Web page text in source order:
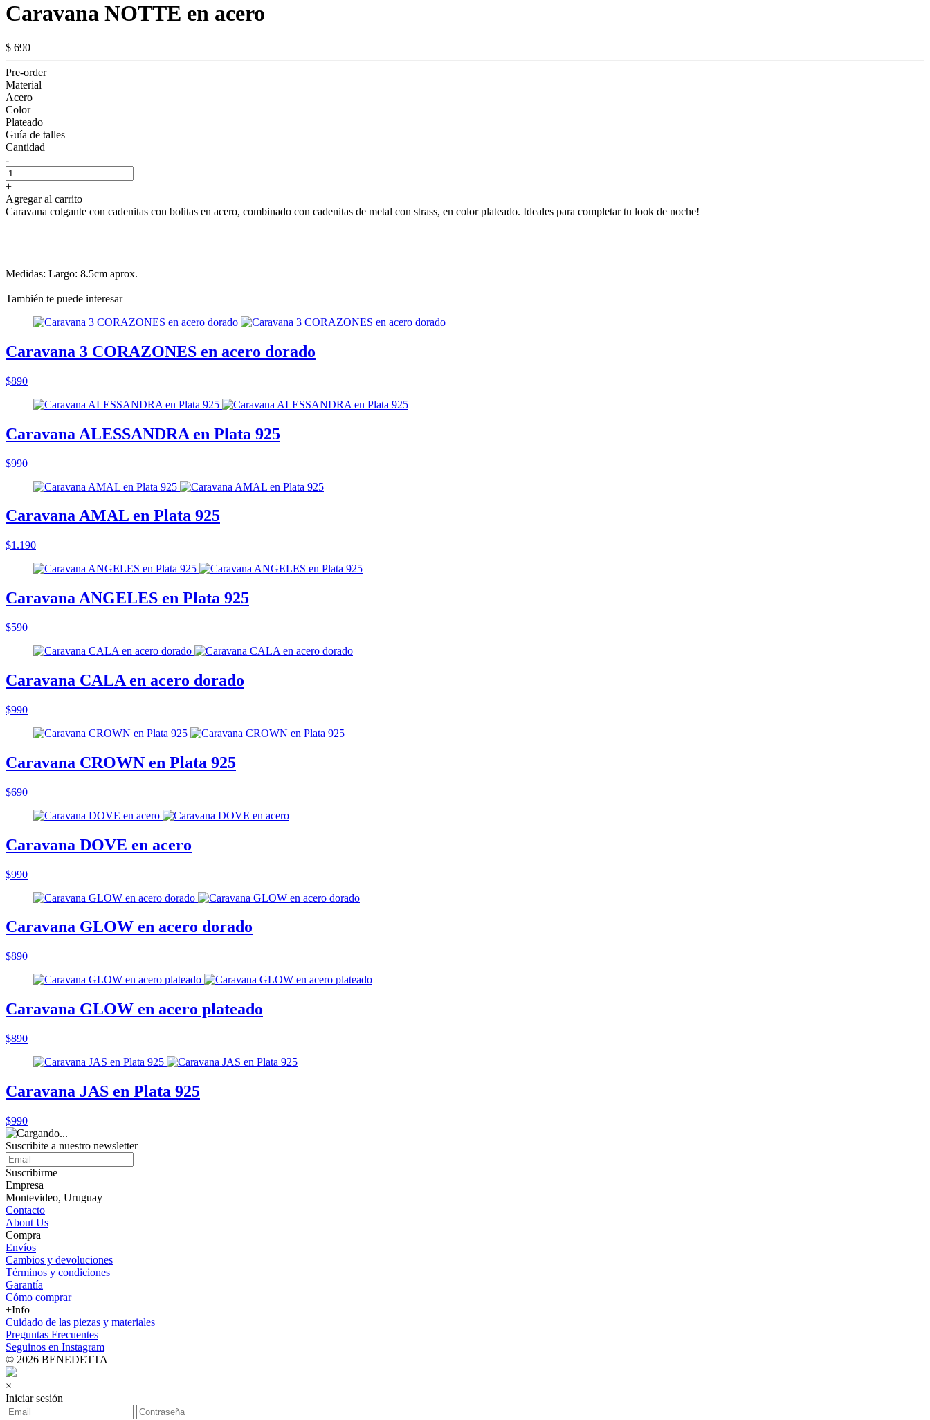
Caravana NOTTE en acero
$ 690
Pre-order
Material
Acero
Color
Plateado
Guía de talles
Cantidad
-
+
Agregar al carrito
Caravana colgante con cadenitas con bolitas en acero, combinado con cadenitas de metal con strass, en color plateado. Ideales para completar tu look de noche!
Medidas: Largo: 8.5cm aprox.
También te puede interesar
Caravana 3 CORAZONES en acero dorado
$890
Caravana ALESSANDRA en Plata 925
$990
Caravana AMAL en Plata 925
$1.190
Caravana ANGELES en Plata 925
$590
Caravana CALA en acero dorado
$990
Caravana CROWN en Plata 925
$690
Caravana DOVE en acero
$990
Caravana GLOW en acero dorado
$890
Caravana GLOW en acero plateado
$890
Caravana JAS en Plata 925
$990
Suscribite a nuestro newsletter
Suscribirme
Empresa
Montevideo, Uruguay
Contacto
About Us
Compra
Envíos
Cambios y devoluciones
Términos y condiciones
Garantía
Cómo comprar
+Info
Cuidado de las piezas y materiales
Preguntas Frecuentes
Seguinos en Instagram
© 2026 BENEDETTA
×
Iniciar sesión